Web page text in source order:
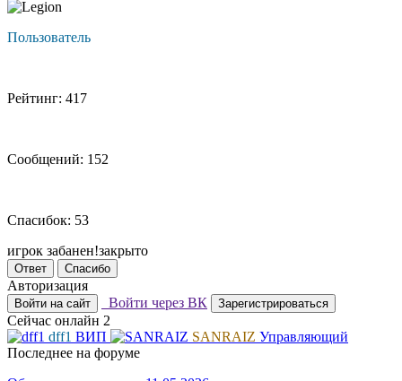
Пользователь
Рейтинг: 417
Сообщений: 152
Спасибок: 53
игрок забанен!закрыто
Ответ Спасибо
Авторизация
Войти на сайт Войти через ВК Зарегистрироваться
Сейчас онлайн 2
dff1 ВИП SANRAIZ Управляющий
Последнее на форуме